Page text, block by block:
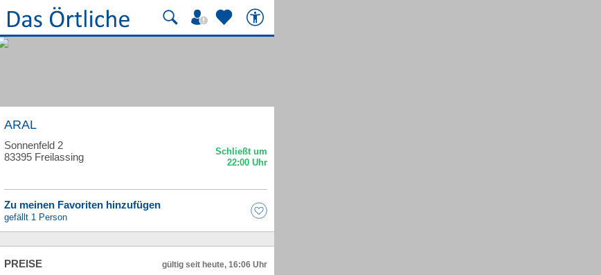
ARAL
Sonnenfeld 2
83395 Freilassing
Zu meinen Favoriten hinzufügen
gefällt 1 Person
PREISE gültig seit heute, 16:06 Uhr